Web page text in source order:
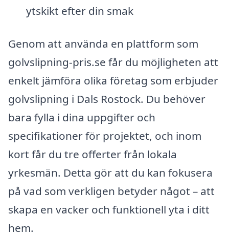
ytskikt efter din smak
Genom att använda en plattform som
golvslipning-pris.se får du möjligheten att
enkelt jämföra olika företag som erbjuder
golvslipning i Dals Rostock. Du behöver
bara fylla i dina uppgifter och
specifikationer för projektet, och inom
kort får du tre offerter från lokala
yrkesmän. Detta gör att du kan fokusera
på vad som verkligen betyder något – att
skapa en vacker och funktionell yta i ditt
hem.